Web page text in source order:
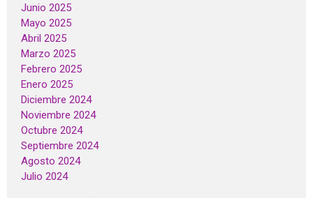
Junio 2025
Mayo 2025
Abril 2025
Marzo 2025
Febrero 2025
Enero 2025
Diciembre 2024
Noviembre 2024
Octubre 2024
Septiembre 2024
Agosto 2024
Julio 2024